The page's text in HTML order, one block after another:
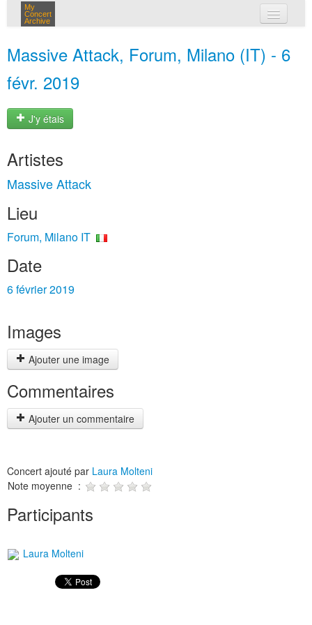
My
Concert
Archive
Massive Attack, Forum, Milano (IT) - 6
févr. 2019
J'y étais
Artistes
Massive Attack
Lieu
Forum, Milano IT
Date
6 février 2019
Images
Ajouter une image
Commentaires
Ajouter un commentaire
Concert ajouté par Laura Molteni
Note moyenne :
Participants
Laura Molteni